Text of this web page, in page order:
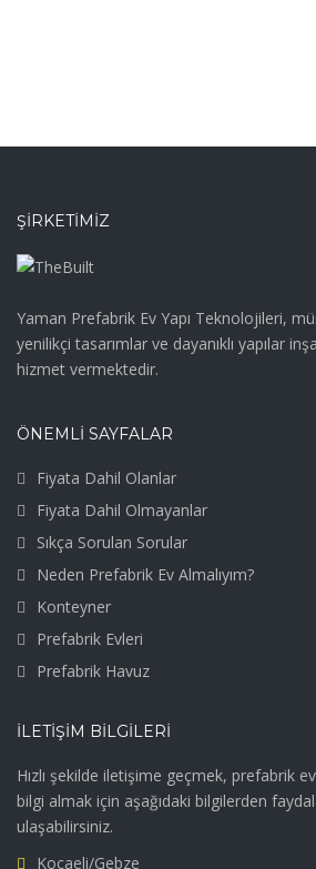
ŞIRKETIMIZ
Yaman Prefabrik Ev Yapı Teknolojileri,
yenilikçi tasarımlar ve dayanıklı yapılar
hizmet vermektedir.
ÖNEMLİ SAYFALAR
Fiyata Dahil Olanlar
Fiyata Dahil Olmayanlar
Sıkça Sorulan Sorular
Neden Prefabrik Ev Almalıyım?
Konteyner
Prefabrik Evleri
Prefabrik Havuz
İLETIŞIM BILGILERI
Hızlı şekilde iletişime geçmek, prefabrik
bilgi almak için aşağıdaki bilgilerden
ulaşabilirsiniz.
Kocaeli/Gebze